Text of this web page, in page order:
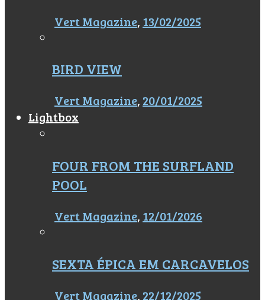
Vert Magazine, 13/02/2025
BIRD VIEW
Vert Magazine, 20/01/2025
Lightbox
FOUR FROM THE SURFLAND
POOL
Vert Magazine, 12/01/2026
SEXTA ÉPICA EM CARCAVELOS
Vert Magazine, 22/12/2025